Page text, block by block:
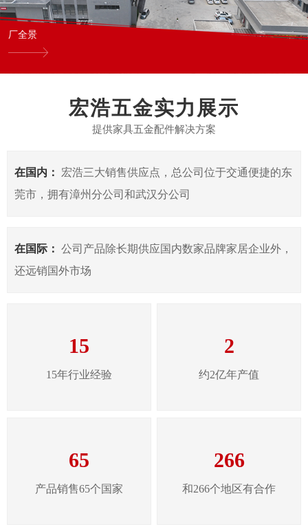
厂全景
宏浩五金实力展示
提供家具五金配件解决方案
在国内：
宏浩三大销售供应点，总公司位于交通便捷的东
莞市，拥有漳州分公司和武汉分公司
在国际： 公司产品除长期供应国内数家品牌家居企业外，
还远销国外市场
15
15年行业经验
2
约2亿年产值
65
产品销售65个国家
266
和266个地区有合作